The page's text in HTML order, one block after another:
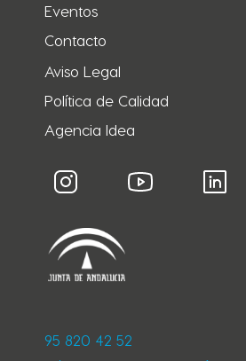
Eventos
Contacto
Aviso Legal
Política de Calidad
Agencia Idea
95 820 42 52